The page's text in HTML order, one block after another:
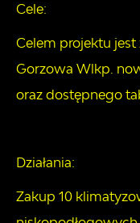
Cele:
Celem projektu
Gorzowa Wlkp.
oraz dostępnego
Działania:
Zakup 10